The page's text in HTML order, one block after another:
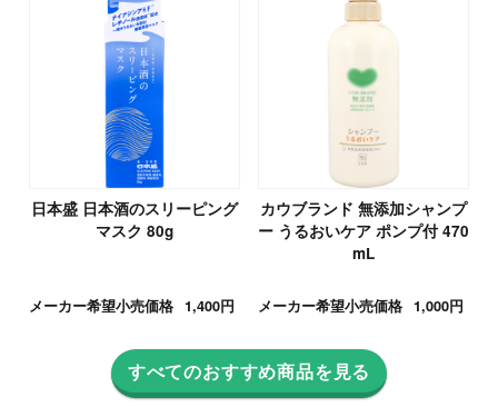
日本盛 日本酒のスリーピング
マスク 80g
メーカー希望小売価格 1,400円
カウブランド 無添加シャンプ
ー うるおいケア ポンプ付 470
mL
メーカー希望小売価格 1,000円
すべてのおすすめ商品を見る